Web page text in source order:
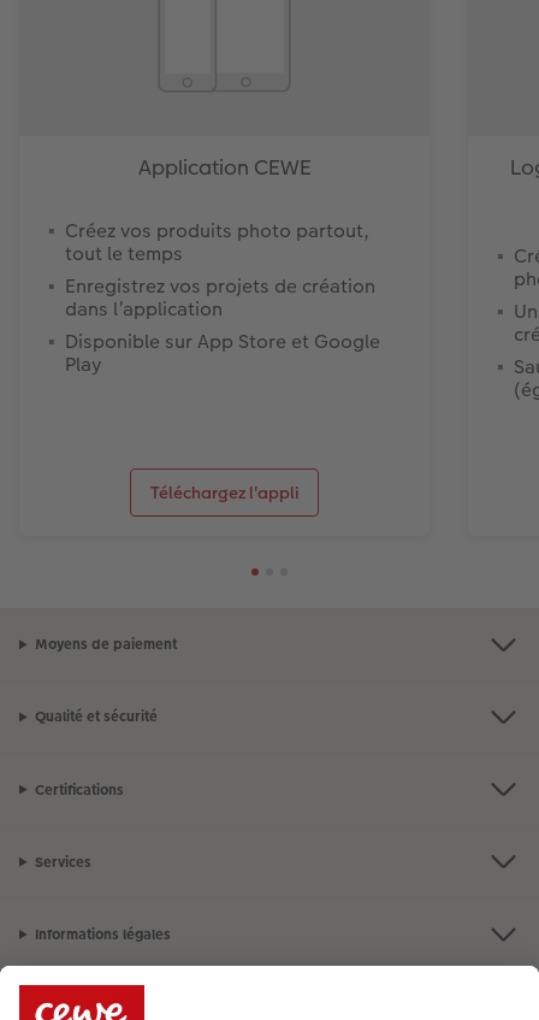
Application CEWE
Créez vos produits photo partout,
tout le temps
Enregistrez vos projets de création
dans l’application
Disponible sur App Store et Google
Play
Téléchargez l'appli
Moyens de paiement
Qualité et sécurité
Certifications
Services
Informations légales
Assortiment